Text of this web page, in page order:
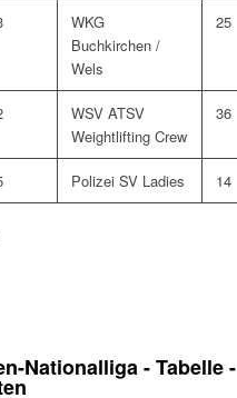
WKG
Buchkirchen /
Wels
25
WSV ATSV
Weightlifting Crew
36
Polizei SV Ladies 14
Nationalliga - Tabelle -